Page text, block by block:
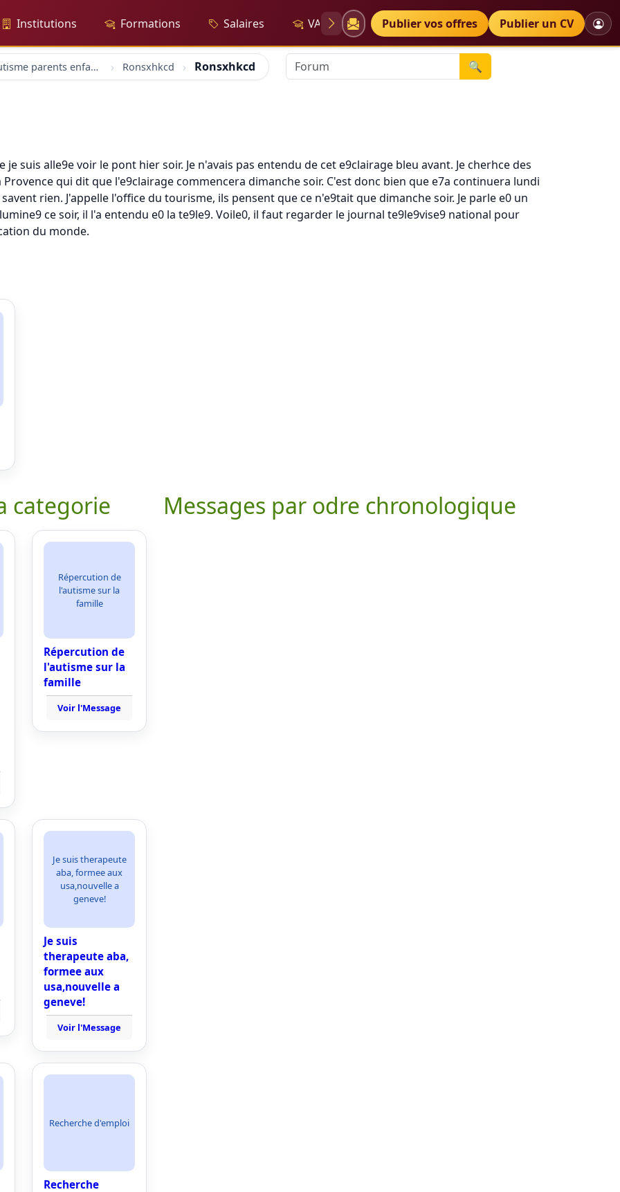
Institutions Formations Salaires VAE Diplômes Petites annonces
Publier vos offres Publier un CV
forum Autisme parents enfants Ronsxhkcd Ronsxhkcd 🔍
suis alle9e voir le pont hier soir. Je n'avais pas entendu de cet e9clairage bleu avant. Je cherhce des
qui dit que l'e9clairage commencera dimanche soir. C'est donc bien que e7a continuera lundi
rien. J'appelle l'office du tourisme, ils pensent que ce n'e9tait que dimanche soir. Je parle e0 un
ce soir, il l'a entendu e0 la te9le9. Voile0, il faut regarder le journal te9le9vise9 national pour
du monde.
categorie
Répercution de
l'autisme sur la
famille
Répercution de
l'autisme sur la
famille
Voir l'Message
Je suis therapeute
aba, formee aux
usa,nouvelle a
geneve!
Je suis
therapeute aba,
formee aux
usa,nouvelle a
geneve!
Voir l'Message
Recherche d'emploi
Recherche
Messages par odre chronologique